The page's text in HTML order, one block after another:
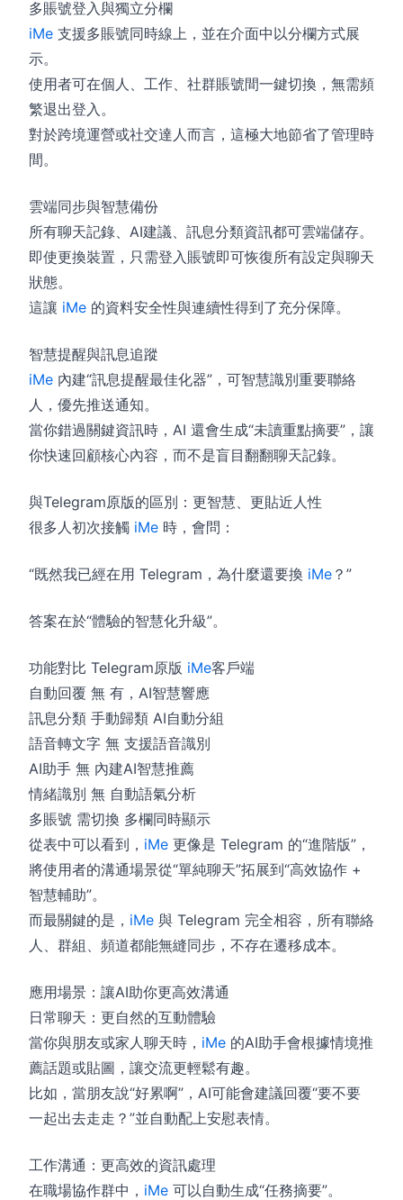
多賬號登入與獨立分欄
iMe 支援多賬號同時線上，並在介面中以分欄方式展
示。
使用者可在個人、工作、社群賬號間一鍵切換，無需頻
繁退出登入。
對於跨境運營或社交達人而言，這極大地節省了管理時
間。
雲端同步與智慧備份
所有聊天記錄、AI建議、訊息分類資訊都可雲端儲存。
即使更換裝置，只需登入賬號即可恢復所有設定與聊天
狀態。
這讓 iMe 的資料安全性與連續性得到了充分保障。
智慧提醒與訊息追蹤
iMe 內建“訊息提醒最佳化器”，可智慧識別重要聯絡
人，優先推送通知。
當你錯過關鍵資訊時，AI 還會生成“未讀重點摘要”，讓
你快速回顧核心內容，而不是盲目翻翻聊天記錄。
與Telegram原版的區別：更智慧、更貼近人性
很多人初次接觸 iMe 時，會問：
“既然我已經在用 Telegram，為什麼還要換 iMe ？”
答案在於“體驗的智慧化升級”。
功能對比 Telegram原版 iMe客戶端
自動回覆 無 有，AI智慧響應
訊息分類 手動歸類 AI自動分組
語音轉文字 無 支援語音識別
AI助手 無 內建AI智慧推薦
情緒識別 無 自動語氣分析
多賬號 需切換 多欄同時顯示
從表中可以看到， iMe 更像是 Telegram 的“進階版”，
將使用者的溝通場景從“單純聊天”拓展到“高效協作 +
智慧輔助”。
而最關鍵的是， iMe 與 Telegram 完全相容，所有聯絡
人、群組、頻道都能無縫同步，不存在遷移成本。
應用場景：讓AI助你更高效溝通
日常聊天：更自然的互動體驗
當你與朋友或家人聊天時， iMe 的AI助手會根據情境推
薦話題或貼圖，讓交流更輕鬆有趣。
比如，當朋友說“好累啊”，AI可能會建議回覆“要不要
一起出去走走？”並自動配上安慰表情。
工作溝通：更高效的資訊處理
在職場協作群中， iMe 可以自動生成“任務摘要”。